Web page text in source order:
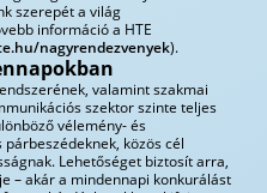
szerepét a világ
információ a HTE
nagyrendezvenyek).
valamint szakmai
szektor szinte teljes
vélemény- és
közös cél
Lehetőséget biztosít arra,
– akár a mindennapi konkurálást